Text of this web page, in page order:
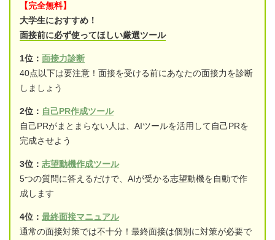
【完全無料】
大学生におすすめ！
面接前に必ず使ってほしい厳選ツール
1位： 面接力診断
40点以下は要注意！面接を受ける前にあなたの面接力を診断
しましょう
2位： 自己PR作成ツール
自己PRがまとまらない人は、AIツールを活用して自己PRを
完成させよう
3位： 志望動機作成ツール
5つの質問に答えるだけで、AIが受かる志望動機を自動で作
成します
4位： 最終面接マニュアル
通常の面接対策では不十分！最終面接は個別に対策が必要で